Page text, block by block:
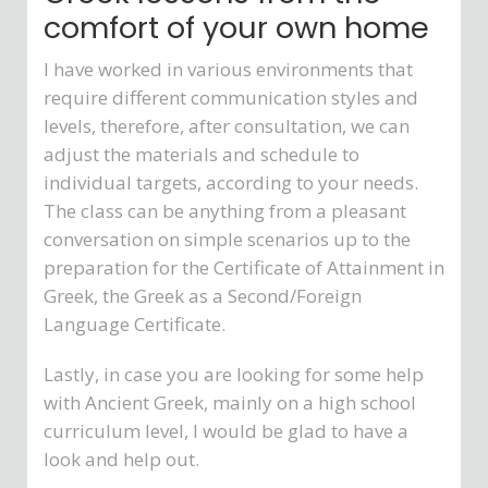
comfort of your own home
I have worked in various environments that
require different communication styles and
levels, therefore, after consultation, we can
adjust the materials and schedule to
individual targets, according to your needs.
The class can be anything from a pleasant
conversation on simple scenarios up to the
preparation for the Certificate of Attainment in
Greek, the Greek as a Second/Foreign
Language Certificate.
Lastly, in case you are looking for some help
with Ancient Greek, mainly on a high school
curriculum level, I would be glad to have a
look and help out.